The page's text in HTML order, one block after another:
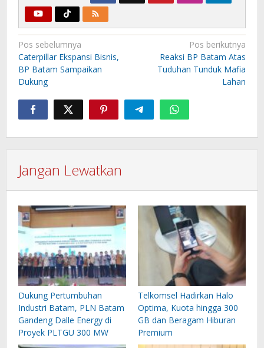
Navigasi
pos
Pos sebelumnya
Caterpillar Ekspansi Bisnis,
BP Batam Sampaikan
Dukung
Pos berikutnya
Reaksi BP Batam Atas
Tuduhan Tunduk Mafia
Lahan
Jangan Lewatkan
Dukung Pertumbuhan
Industri Batam, PLN Batam
Gandeng Dalle Energy di
Proyek PLTGU 300 MW
Telkomsel Hadirkan Halo
Optima, Kuota hingga 300
GB dan Beragam Hiburan
Premium